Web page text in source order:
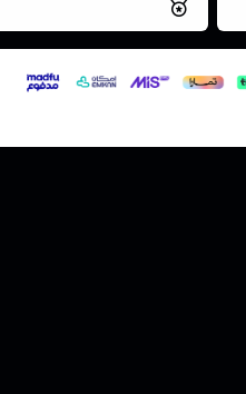
نتميز بلجودة والتخزين الامن